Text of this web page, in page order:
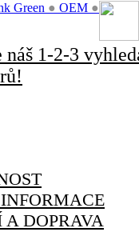
Green ● OEM ●
1-2-3
A DOPRAVA